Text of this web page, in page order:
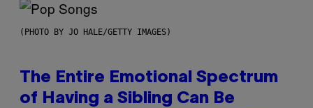
(PHOTO BY JO HALE/GETTY IMAGES)
The Entire Emotional Spectrum
of Having a Sibling Can Be